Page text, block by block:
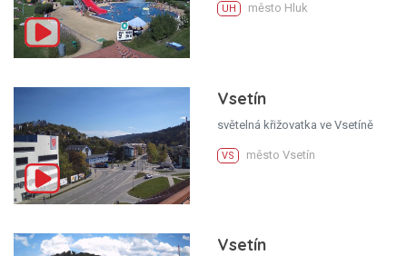
UH město Hluk
Vsetín
světelná křižovatka ve Vsetíně
VS město Vsetín
Vsetín